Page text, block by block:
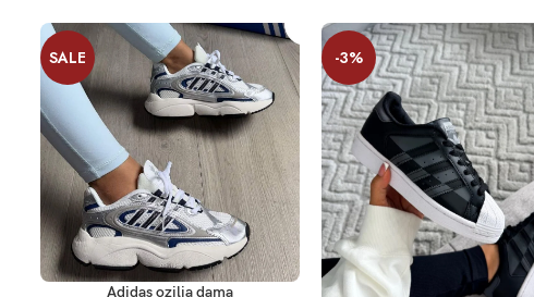
SALE
SELECCIONAR OPCIONES
Adidas ozilia dama
-3%